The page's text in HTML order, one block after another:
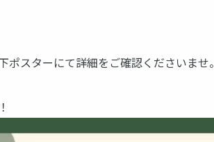
スターにて詳細をご確認くださいませ。